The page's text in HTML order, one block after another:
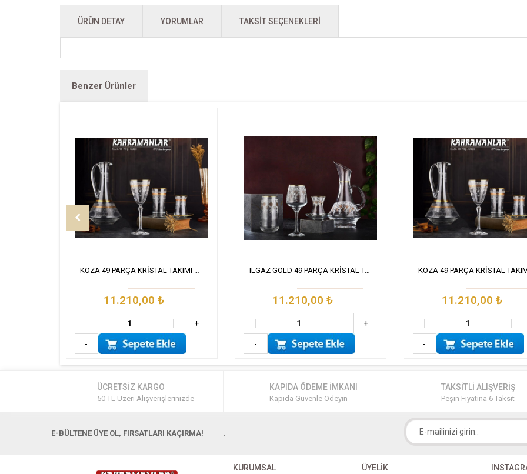
ÜRÜN DETAY YORUMLAR TAKSIT SEÇENEKLERI
Benzer Ürünler
KOZA 49 PARÇA KRİSTAL TAKIMI GOLD
11.210,00 ₺
+
-
ILGAZ GOLD 49 PARÇA KRİSTAL TAKIM
11.210,00 ₺
+
-
11.210,00 ₺
-
ÜCRETSİZ KARGO
50 TL Üzeri Alışverişlerinizde
KAPIDA ÖDEME İMKANI
Kapıda Güvenle Ödeyin
TAKSİTLİ ALIŞVERİŞ
Peşin Fiyatına 6 Taksit
E-BÜLTENE ÜYE OL, FIRSATLARI KAÇIRMA! .
KURUMSAL ÜYELİK